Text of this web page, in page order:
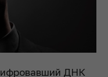
ДНК